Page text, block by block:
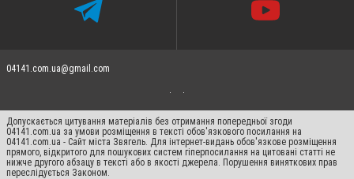
04141.com.ua@gmail.com
Допускається цитування матеріалів без отримання попередньої згоди
04141.com.ua за умови розміщення в тексті обов'язкового посилання на
04141.com.ua - Сайт міста Звягель. Для інтернет-видань обов'язкове розміщення
прямого, відкритого для пошукових систем гіперпосилання на цитовані статті не
нижче другого абзацу в тексті або в якості джерела. Порушення виняткових прав
переслідується Законом.